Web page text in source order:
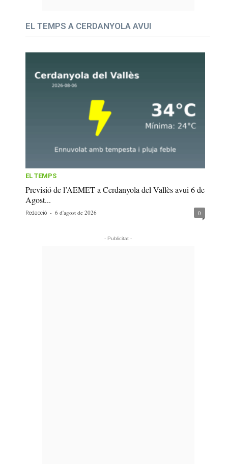
EL TEMPS A CERDANYOLA AVUI
EL TEMPS
Previsió de l’AEMET a Cerdanyola del Vallès avui 6 de
Agost...
Redacció - 6 d'agost de 2026 0
- Publicitat -